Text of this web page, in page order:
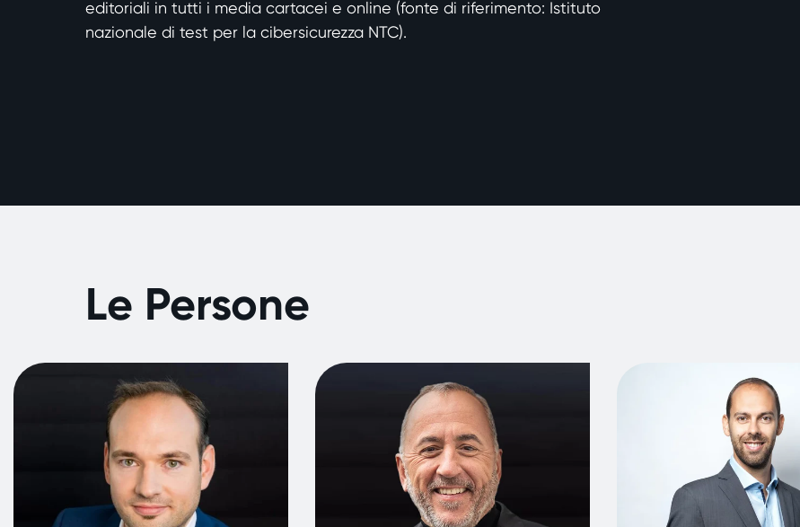
editoriali in tutti i media cartacei e online (fonte di riferimento: Istituto
nazionale di test per la cibersicurezza NTC).
Le Persone